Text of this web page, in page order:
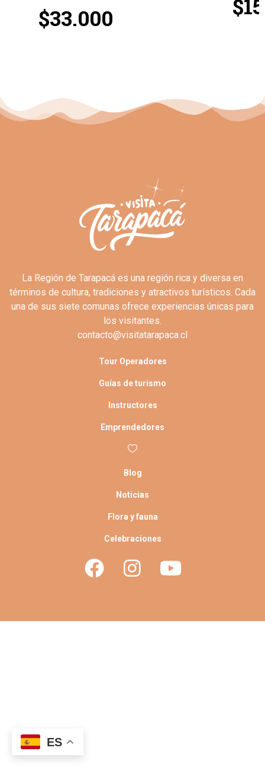
$33.000
La Región de Tarapacá es una región rica y diversa en
términos de cultura, tradiciones y atractivos turísticos. Cada
una de sus siete comunas ofrece experiencias únicas para
los visitantes.
contacto@visitatarapaca.cl
Tour Operadores
Guías de turismo
Instructores
Emprendedores
Blog
Noticias
Flora y fauna
Celebraciones
ES